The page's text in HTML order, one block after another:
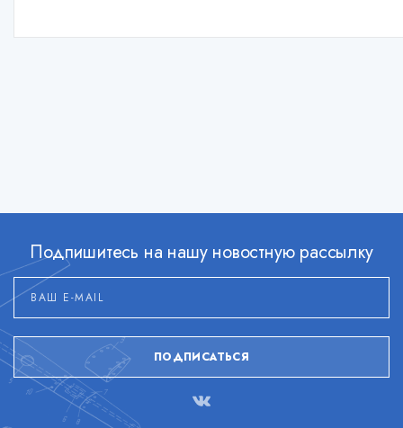
Подпишитесь на нашу новостную рассылку
ПОДПИСАТЬСЯ